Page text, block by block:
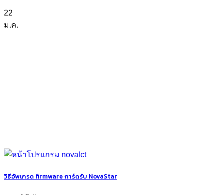
22
ม.ค.
วิธีอัพเกรด firmware การ์ดรับ NovaStar